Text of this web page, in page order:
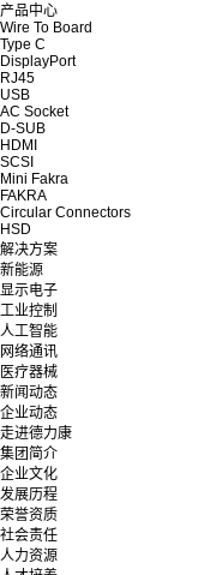
产品中心
Wire To Board
Type C
DisplayPort
RJ45
USB
AC Socket
D-SUB
HDMI
SCSI
Mini Fakra
FAKRA
Circular Connectors
HSD
解决方案
新能源
显示电子
工业控制
人工智能
网络通讯
医疗器械
新闻动态
企业动态
走进德力康
集团简介
企业文化
发展历程
荣誉资质
社会责任
人力资源